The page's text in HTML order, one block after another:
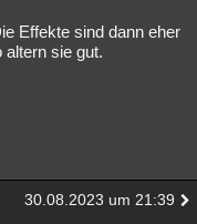
Geschlossen
Effekte sind dann eher
altern sie gut.
30.08.2023 um 21:39